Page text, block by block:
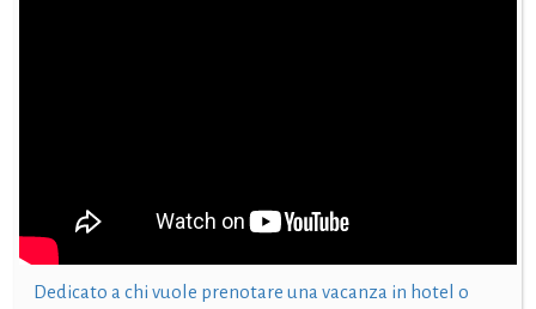
Dedicato a chi vuole prenotare una vacanza in hotel o